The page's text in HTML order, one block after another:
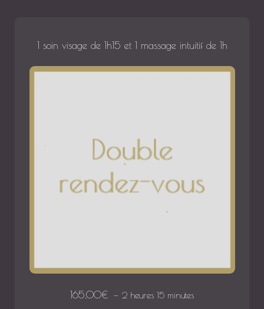
1 soin visage de 1h15 et 1 massage intuitif de 1h
165,00€ 2 heures 15 minutes